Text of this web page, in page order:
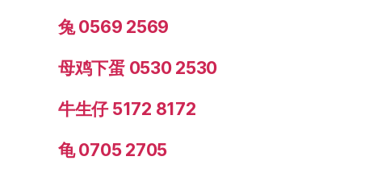
兔 0569 2569
母鸡下蛋 0530 2530
牛生仔 5172 8172
龟 0705 2705